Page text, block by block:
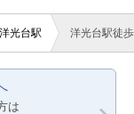
ど）
洋光台駅 洋光台駅徒
は